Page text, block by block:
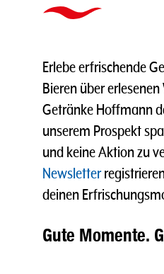
Erlebe erfrischende
Bieren über
Getränke Hoffmann
unserem Prospekt
und keine Aktion zu
Newsletter
deinen
Gute Momente.